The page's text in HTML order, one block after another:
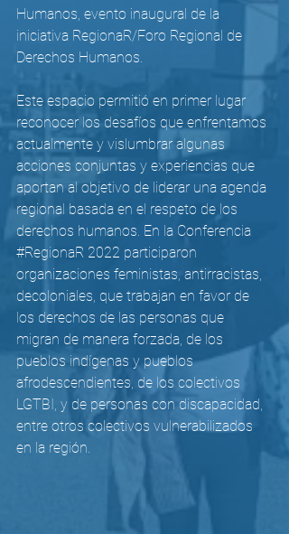
Humanos, evento inaugural de la
iniciativa RegionaR/Foro Regional de
Derechos Humanos.
Este espacio permitió en primer lugar
reconocer los desafíos que enfrentamos
actualmente y vislumbrar algunas
acciones conjuntas y experiencias que
aportan al objetivo de liderar una agenda
regional basada en el respeto de los
derechos humanos. En la Conferencia
#RegionaR 2022 participaron
organizaciones feministas, antirracistas,
decoloniales, que trabajan en favor de
los derechos de las personas que
migran de manera forzada, de los
pueblos indígenas y pueblos
afrodescendientes, de los colectivos
LGTBI, y de personas con discapacidad,
entre otros colectivos vulnerabilizados
en la región.